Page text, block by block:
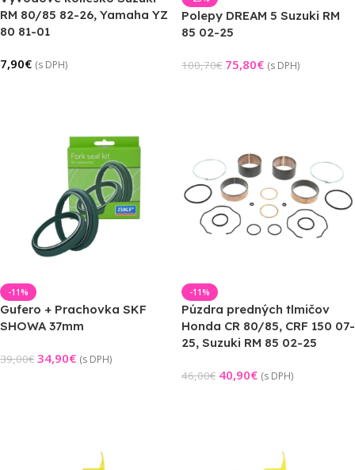
RM 80/85 82-26, Yamaha YZ
80 81-01
7,90€ (s DPH)
Polepy DREAM 5 Suzuki RM
85 02-25
100,70€ 75,80€ (s DPH)
-11%
Gufero + Prachovka SKF
SHOWA 37mm
39,00€ 34,90€ (s DPH)
-11%
Púzdra predných tlmičov
Honda CR 80/85, CRF 150 07-
25, Suzuki RM 85 02-25
46,00€ 40,90€ (s DPH)